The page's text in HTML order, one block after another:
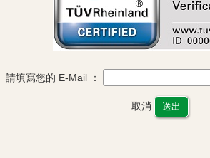
請填寫您的 E-Mail ：
取消 送出